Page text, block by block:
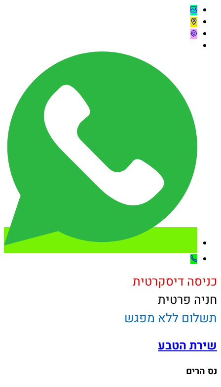
כניסה דיסקרטית
חניה פרטית
תשלום ללא מפגש
שירת הטבע
נס הרים